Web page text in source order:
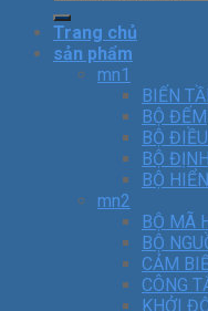
Trang chủ
sản phẩm
mn1
BIẾN
BỘ ĐẾM
BỘ
BỘ
BỘ
mn2
BỘ MÃ
BỘ
CẢM
CÔNG
KHỞI